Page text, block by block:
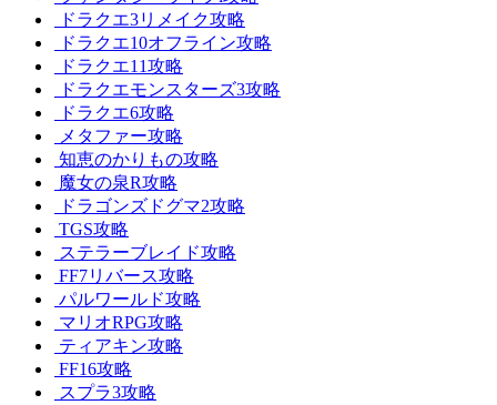
ドラクエ3リメイク攻略
ドラクエ10オフライン攻略
ドラクエ11攻略
ドラクエモンスターズ3攻略
ドラクエ6攻略
メタファー攻略
知恵のかりもの攻略
魔女の泉R攻略
ドラゴンズドグマ2攻略
TGS攻略
ステラーブレイド攻略
FF7リバース攻略
パルワールド攻略
マリオRPG攻略
ティアキン攻略
FF16攻略
スプラ3攻略